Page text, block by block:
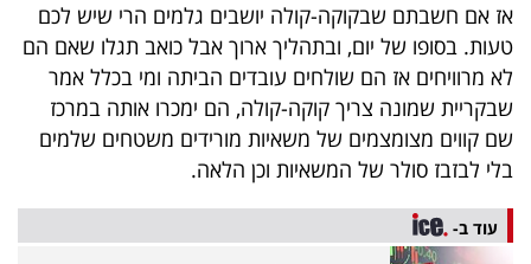
אז אם חשבתם שבקוקה-קולה יושבים גלמים הרי שיש לכם
טעות. בסופו של יום, ובתהליך ארוך אבל כואב תגלו שאם הם
לא מרוויחים אז הם שולחים עובדים הביתה ומי בכלל אמר
שבקריית שמונה צריך קוקה-קולה, הם ימכרו אותה במרכז
שם קווים מצומצמים של משאיות מורידים משטחים שלמים
בלי לבזבז סולר של המשאיות וכן הלאה.
עוד ב-